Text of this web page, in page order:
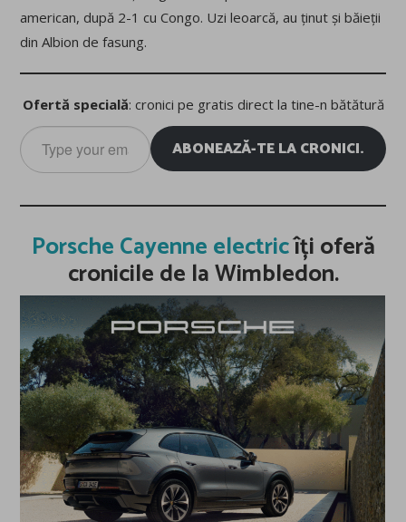
american, după 2-1 cu Congo. Uzi leoarcă, au ținut și băieții
din Albion de fasung.
Ofertă specială: cronici pe gratis direct la tine-n bătătură
Type
your
email…
ABONEAZĂ-TE LA CRONICI.
Porsche Cayenne electricîți oferă
cronicile de la Wimbledon.